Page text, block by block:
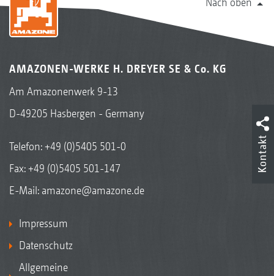
AMAZONEN-WERKE H. DREYER SE & Co. KG
Am Amazonenwerk 9-13
D-49205 Hasbergen - Germany
Telefon:+49 (0)5405 501-0
Fax: +49 (0)5405 501-147
E-Mail: amazone@amazone.de
Impressum
Datenschutz
Allgemeine
Kontakt